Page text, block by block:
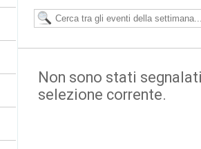
Non sono stati
selezione corrente.